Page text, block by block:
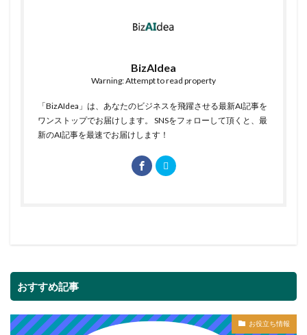
BizAIdea
Warning: Attempt to read property
「BizAIdea」は、あなたのビジネスを飛躍させる最新AI記事を
ワンストップでお届けします。 SNSをフォローして頂くと、最
新のAI記事を最速でお届けします！
おすすめ記事
お役立ち情報